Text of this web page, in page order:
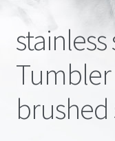
Tumbler
brushed